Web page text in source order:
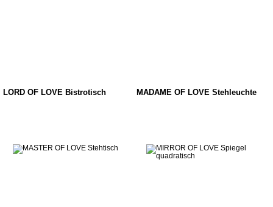
LORD OF LOVE Bistrotisch MADAME OF LOVE Stehleuchte